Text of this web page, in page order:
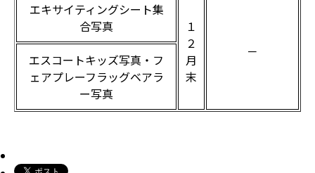
エキサイティングシート集
合写真
１
２
月
末
－
エスコートキッズ写真・フ
ェアプレーフラッグベアラ
ー写真